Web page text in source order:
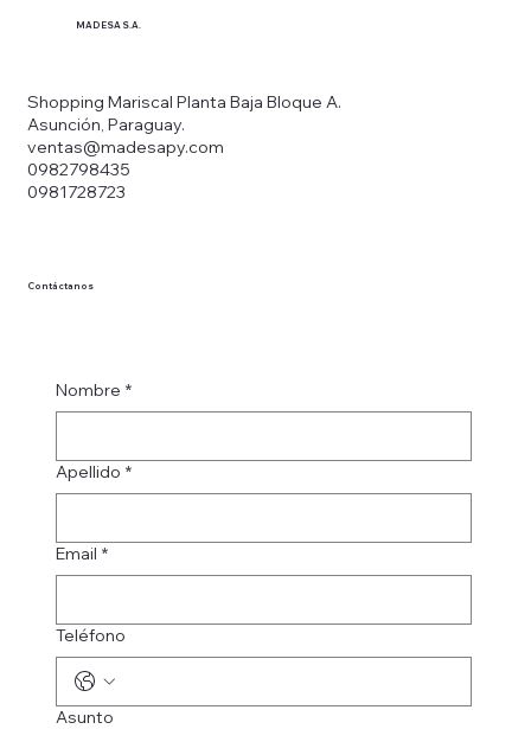
MADESA S.A.
Shopping Mariscal Planta Baja Bloque A.
Asunción, Paraguay.
ventas@madesapy.com
0982798435
0981728723
Contáctanos
Nombre *
Apellido *
Email *
Teléfono
Asunto